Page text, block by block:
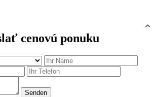
cenovú ponuku
Senden